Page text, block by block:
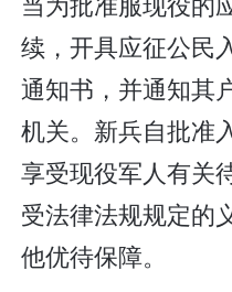
续，开具应征公民
通知书，并通知其
机关。新兵自批准
享受现役军人有关
受法律法规规定的
他优待保障。